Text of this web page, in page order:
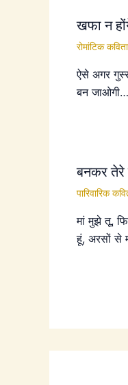
खफा न
रोमांटिक
ऐसे अगर
बन
बनकर तेरे
पारिवारिक
मां मुझे तू,
हूं, अरसों से